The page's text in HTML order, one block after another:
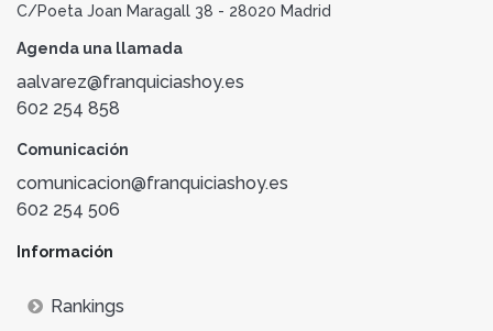
C/Poeta Joan Maragall 38 - 28020 Madrid
Agenda una llamada
aalvarez@franquiciashoy.es
602 254 858
Comunicación
comunicacion@franquiciashoy.es
602 254 506
Información
Rankings